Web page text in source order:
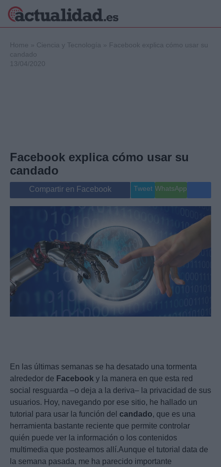
Internacional
Viajes
Musica
Home » Ciencia y Tecnología » Facebook explica cómo usar su
candado
13/04/2020
Facebook explica cómo usar su
candado
Compartir en Facebook Tweet WhatsApp
En las últimas semanas se ha desatado una tormenta
alrededor de Facebook y la manera en que esta red
social resguarda –o deja a la deriva– la privacidad de sus
usuarios. Hoy, navegando por ese sitio, he hallado un
tutorial para usar la función del candado, que es una
herramienta bastante reciente que permite controlar
quién puede ver la información o los contenidos
multimedia que posteamos allí.Aunque el tutorial data de
la semana pasada, me ha parecido importante